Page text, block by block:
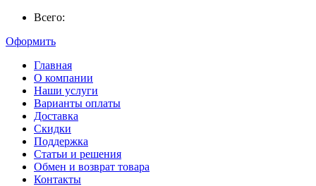
Всего:
Оформить
Главная
О компании
Наши услуги
Варианты оплаты
Доставка
Скидки
Поддержка
Статьи и решения
Обмен и возврат товара
Контакты